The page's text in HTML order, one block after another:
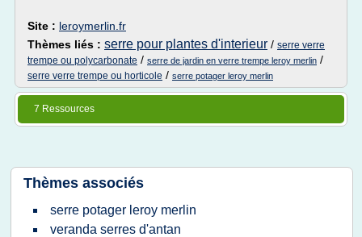
Site : leroymerlin.fr
Thèmes liés : serre pour plantes d'interieur / serre verre
trempe ou polycarbonate / serre de jardin en verre trempe leroy merlin /
serre verre trempe ou horticole / serre potager leroy merlin
7 Ressources
Thèmes associés
serre potager leroy merlin
veranda serres d'antan